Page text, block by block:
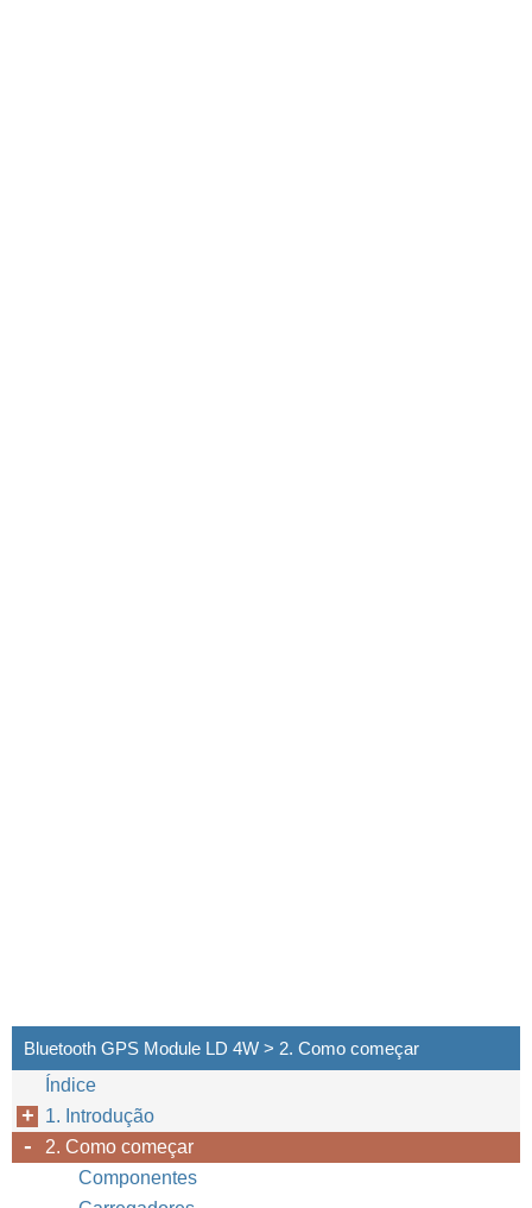
Bluetooth GPS Module LD 4W > 2. Como começar
Índice
1. Introdução
2. Como começar
Componentes